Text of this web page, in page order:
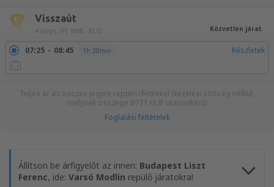
Visszaút
4 szept. (P) WMI - BUD Közvetlen járat
07:25 08:45 1h 20min Részletek
Teljes ár az összes jegyre reptéri illetékkel (kezelési költség nélkül,
melynek összege 6771 HUF utasonként)
Foglalási feltételek
Állítson be árfigyelőt az innen: Budapest Liszt
Ferenc, ide: Varsó Modlin repülő járatokra!